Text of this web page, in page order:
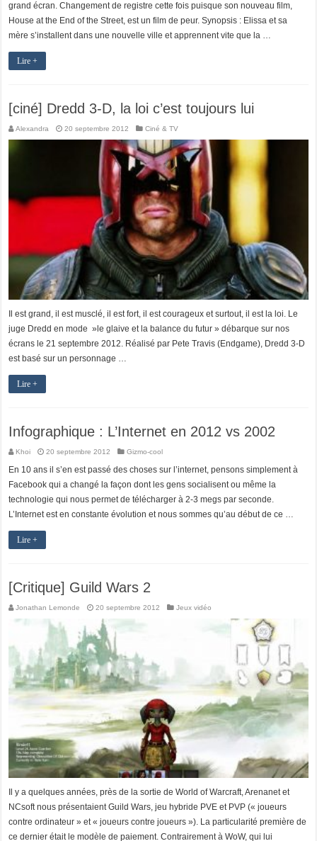
grand écran. Changement de registre cette fois puisque son nouveau film,
House at the End of the Street, est un film de peur. Synopsis : Elissa et sa
mère s’installent dans une nouvelle ville et apprennent vite que la …
Lire +
[ciné] Dredd 3-D, la loi c’est toujours lui
Alexandra 20 septembre 2012 Ciné & TV
Il est grand, il est musclé, il est fort, il est courageux et surtout, il est la loi. Le
juge Dredd en mode »le glaive et la balance du futur » débarque sur nos
écrans le 21 septembre 2012. Réalisé par Pete Travis (Endgame), Dredd 3-D
est basé sur un personnage …
Lire +
Infographique : L’Internet en 2012 vs 2002
Khoi 20 septembre 2012 Gizmo-cool
En 10 ans il s’en est passé des choses sur l’internet, pensons simplement à
Facebook qui a changé la façon dont les gens socialisent ou même la
technologie qui nous permet de télécharger à 2-3 megs par seconde.
L’Internet est en constante évolution et nous sommes qu’au début de ce …
Lire +
[Critique] Guild Wars 2
Jonathan Lemonde 20 septembre 2012 Jeux vidéo
Il y a quelques années, près de la sortie de World of Warcraft, Arenanet et
NCsoft nous présentaient Guild Wars, jeu hybride PVE et PVP (« joueurs
contre ordinateur » et « joueurs contre joueurs »). La particularité première de
ce dernier était le modèle de paiement. Contrairement à WoW, qui lui